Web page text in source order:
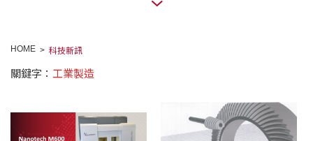
HOME 科技新訊
關鍵字： 工業製造